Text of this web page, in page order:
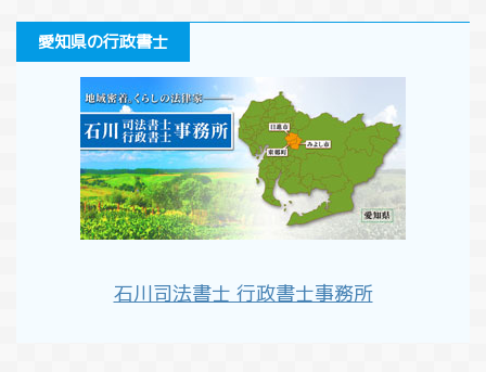
愛知県の行政書士
石川司法書士 行政書士事務所